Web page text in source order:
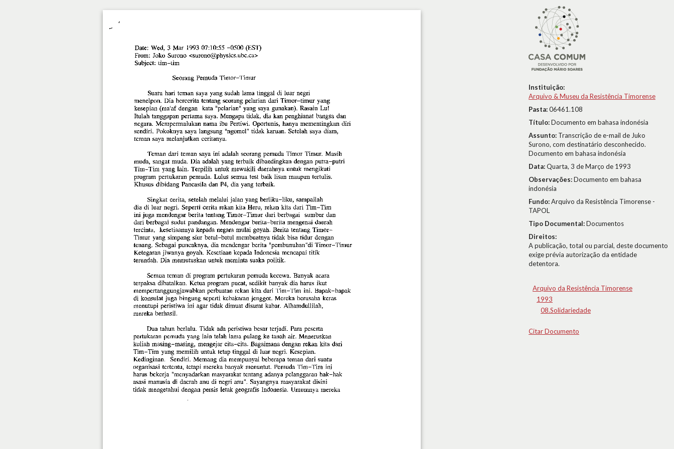
Instituição:
Arquivo & Museu da Resistência Timorense
Pasta:06461.108
Título:Documento em bahasa indonésia
Assunto: Transcrição de e-mail de Juko
Surono, com destinatário desconhecido.
Documento em bahasa indonésia
Data:Quarta, 3 de Março de 1993
Observações:Documento em bahasa
indonésia
Fundo:Arquivo da Resistência Timorense -
TAPOL
Tipo Documental:Documentos
Direitos:
A publicação, total ou parcial, deste documento
exige prévia autorização da entidade
detentora.
Arquivo da Resistência Timorense
1993
08.Solidariedade
Citar Documento